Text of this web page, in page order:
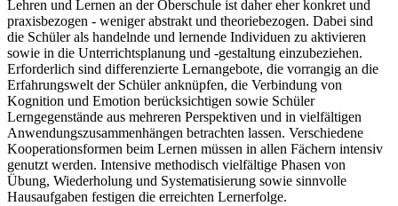
Lehren und Lernen an der Oberschule ist daher eher konkret und
praxisbezogen - weniger abstrakt und theoriebezogen. Dabei sind
die Schüler als handelnde und lernende Individuen zu aktivieren
sowie in die Unterrichtsplanung und -gestaltung einzubeziehen.
Erforderlich sind differenzierte Lernangebote, die vorrangig an die
Erfahrungswelt der Schüler anknüpfen, die Verbindung von
Kognition und Emotion berücksichtigen sowie Schüler
Lerngegenstände aus mehreren Perspektiven und in vielfältigen
Anwendungszusammenhängen betrachten lassen. Verschiedene
Kooperationsformen beim Lernen müssen in allen Fächern intensiv
genutzt werden. Intensive methodisch vielfältige Phasen von
Übung, Wiederholung und Systematisierung sowie sinnvolle
Hausaufgaben festigen die erreichten Lernerfolge.